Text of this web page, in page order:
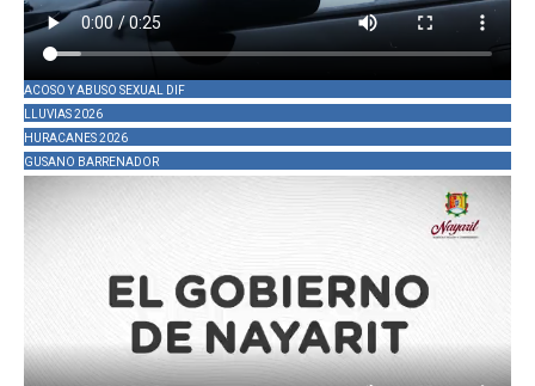
ACOSO Y ABUSO SEXUAL DIF
LLUVIAS 2026
HURACANES 2026
GUSANO BARRENADOR